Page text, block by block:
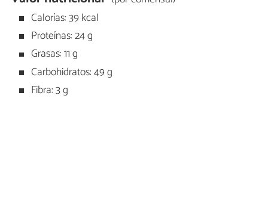
Calorías: 39 kcal
Proteínas: 24 g
Grasas: 11 g
Carbohidratos: 49 g
Fibra: 3 g